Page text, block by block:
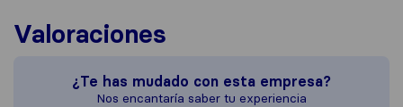
Valoraciones
¿Te has mudado con esta empresa?
Nos encantaría saber tu experiencia